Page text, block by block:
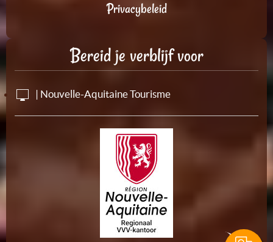
Privacybeleid
Bereid je verblijf voor
| Nouvelle-Aquitaine Tourisme